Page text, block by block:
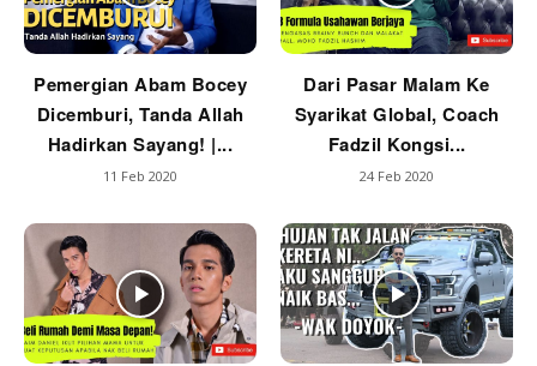
Pemergian Abam Bocey
Dicemburi, Tanda Allah
Hadirkan Sayang! |...
11 Feb 2020
Dari Pasar Malam Ke
Syarikat Global, Coach
Fadzil Kongsi...
24 Feb 2020